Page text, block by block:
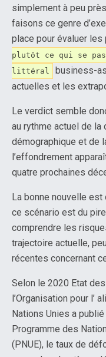
simplement à peu
faisons ce genre
place pour évaluer
plutôt ce qui se
littéral
business-
actuelles et les
Le verdict semble
au rythme actuel de
démographique et de
l’effondrement
quatre prochaines
La bonne nouvelle est
ce scénario est du
comprendre les
trajectoire actuelle,
récentes concernant
Selon le 2020 Etat
l’Organisation pour l’
Nations Unies a
Programme des
(PNUE), le taux de